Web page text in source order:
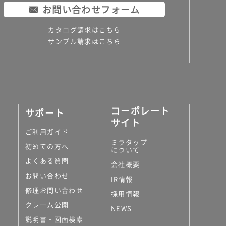
お問い合わせフォーム
カタログ請求はこちら
サンプル請求はこちら
サポート
ご利用ガイド
初めての方へ
よくある質問
お問い合わせ
修理お問い合わせ
クレーム公開
説明書・図面検索
コーポレート
サイト
ミラタップ
について
会社概要
IR情報
採用情報
NEWS